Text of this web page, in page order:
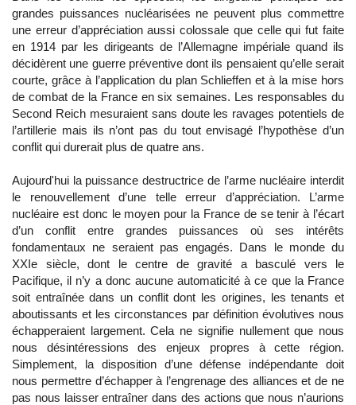
grandes puissances nucléarisées ne peuvent plus commettre
une erreur d’appréciation aussi colossale que celle qui fut faite
en 1914 par les dirigeants de l’Allemagne impériale quand ils
décidèrent une guerre préventive dont ils pensaient qu’elle serait
courte, grâce à l’application du plan Schlieffen et à la mise hors
de combat de la France en six semaines. Les responsables du
Second Reich mesuraient sans doute les ravages potentiels de
l’artillerie mais ils n’ont pas du tout envisagé l’hypothèse d’un
conflit qui durerait plus de quatre ans.
Aujourd'hui la puissance destructrice de l’arme nucléaire interdit
le renouvellement d’une telle erreur d’appréciation. L’arme
nucléaire est donc le moyen pour la France de se tenir à l’écart
d’un conflit entre grandes puissances où ses intérêts
fondamentaux ne seraient pas engagés. Dans le monde du
XXIe siècle, dont le centre de gravité a basculé vers le
Pacifique, il n’y a donc aucune automaticité à ce que la France
soit entraînée dans un conflit dont les origines, les tenants et
aboutissants et les circonstances par définition évolutives nous
échapperaient largement. Cela ne signifie nullement que nous
nous désintéressions des enjeux propres à cette région.
Simplement, la disposition d’une défense indépendante doit
nous permettre d’échapper à l’engrenage des alliances et de ne
pas nous laisser entraîner dans des actions que nous n’aurions